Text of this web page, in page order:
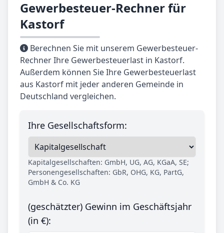
Gewerbesteuer-Rechner für
Kastorf
Berechnen Sie mit unserem Gewerbesteuer-
Rechner Ihre Gewerbesteuerlast in Kastorf.
Außerdem können Sie Ihre Gewerbesteuerlast
aus Kastorf mit jeder anderen Gemeinde in
Deutschland vergleichen.
Ihre Gesellschaftsform:
Kapitalgesellschaften: GmbH, UG, AG, KGaA, SE;
Personengesellschaften: GbR, OHG, KG, PartG,
GmbH & Co. KG
(geschätzter) Gewinn im Geschäftsjahr
(in €):